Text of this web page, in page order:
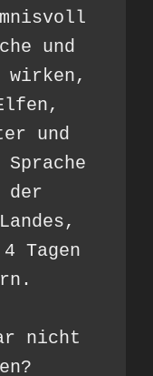
und
wirken,
und
der
Tagen
nicht